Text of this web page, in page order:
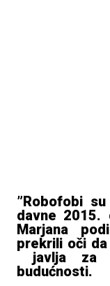
”Robofobi
davne 2015.
Marjana
prekrili oči
javlja za
budućnosti.